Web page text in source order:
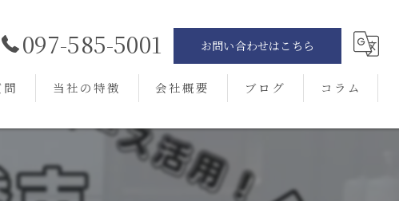
097-585-5001 お問い合わせはこちら
当社の特徴
別府市の不動産売却
相続
会社概要 ブログ コラム